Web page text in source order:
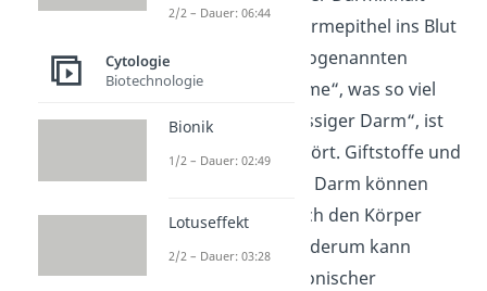
nicht durch das Darmepithel ins Blut
gelangt. Bei dem sogenannten
„Leaky gut syndrome“, was so viel
heißt wie „durchlässiger Darm“, ist
diese Barriere gestört. Giftstoffe und
Bakterien aus dem Darm können
unkontrolliert durch den Körper
gelangen. Dies wiederum kann
Ursache vieler chronischer
2/2 – Dauer: 06:44
Cytologie
Biotechnologie
Bionik
1/2 – Dauer: 02:49
Lotuseffekt
2/2 – Dauer: 03:28